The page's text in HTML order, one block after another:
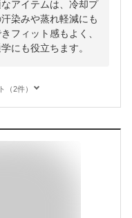
アイテムは、冷却プ
染みや蒸れ軽減にも
フィット感もよく、
にも役立ちます。
（2件）